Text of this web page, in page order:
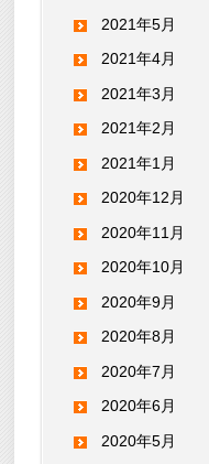
2021年5月
2021年4月
2021年3月
2021年2月
2021年1月
2020年12月
2020年11月
2020年10月
2020年9月
2020年8月
2020年7月
2020年6月
2020年5月